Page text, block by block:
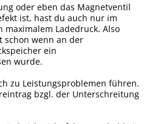
oder eben das Magnetventil
ist, hast du auch nur im
Ladedruck. Also
schon wenn an der
ein
wurde.
zu Leistungsproblemen führen.
bzgl. der Unterschreitung